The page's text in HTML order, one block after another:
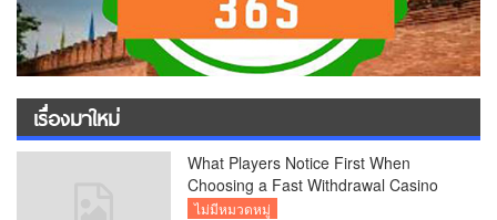
เรื่องมาใหม่
What Players Notice First When
Choosing a Fast Withdrawal Casino
UK
ไม่มีหมวดหมู่